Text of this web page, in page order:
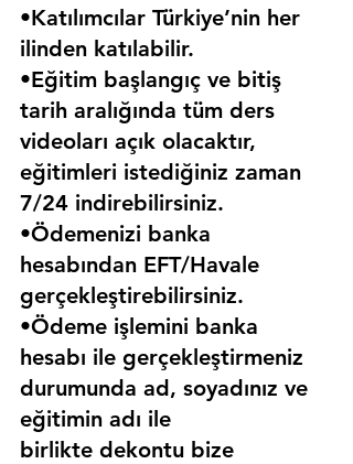
•Katılımcılar Türkiye’nin her
ilinden katılabilir.
•Eğitim başlangıç ve bitiş
tarih aralığında tüm ders
videoları açık olacaktır,
eğitimleri istediğiniz zaman
7/24 indirebilirsiniz.
•Ödemenizi banka
hesabından EFT/Havale
gerçekleştirebilirsiniz.
•Ödeme işlemini banka
hesabı ile gerçekleştirmeniz
durumunda ad, soyadınız ve
eğitimin adı ile
birlikte dekontu bize